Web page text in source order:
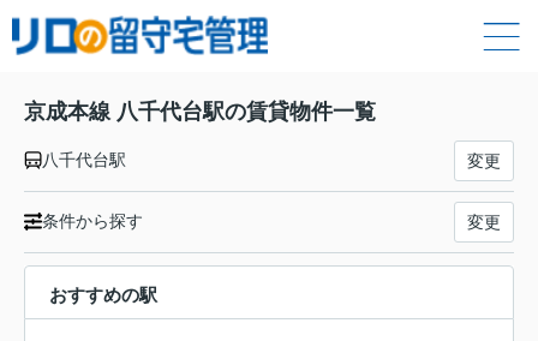
京成本線 八千代台駅の賃貸物件一覧
八千代台駅 変更
条件から探す 変更
おすすめの駅